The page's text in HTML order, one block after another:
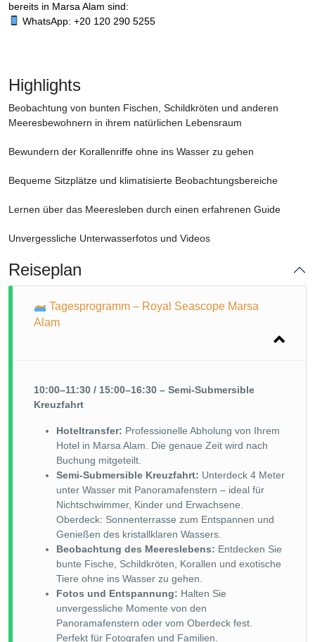
bereits in Marsa Alam sind:
WhatsApp: +20 120 290 5255
Highlights
Beobachtung von bunten Fischen, Schildkröten und anderen
Meeresbewohnern in ihrem natürlichen Lebensraum
Bewundern der Korallenriffe ohne ins Wasser zu gehen
Bequeme Sitzplätze und klimatisierte Beobachtungsbereiche
Lernen über das Meeresleben durch einen erfahrenen Guide
Unvergessliche Unterwasserfotos und Videos
Reiseplan
Tagesprogramm – Royal Seascope Marsa
Alam
10:00–11:30 / 15:00–16:30 – Semi-Submersible
Kreuzfahrt
Hoteltransfer: Professionelle Abholung von Ihrem
Hotel in Marsa Alam. Die genaue Zeit wird nach
Buchung mitgeteilt.
Semi-Submersible Kreuzfahrt: Unterdeck 4 Meter
unter Wasser mit Panoramafenstern – ideal für
Nichtschwimmer, Kinder und Erwachsene.
Oberdeck: Sonnenterrasse zum Entspannen und
Genießen des kristallklaren Wassers.
Beobachtung des Meereslebens: Entdecken Sie
bunte Fische, Schildkröten, Korallen und exotische
Tiere ohne ins Wasser zu gehen.
Fotos und Entspannung: Halten Sie
unvergessliche Momente von den
Panoramafenstern oder vom Oberdeck fest.
Perfekt für Fotografen und Familien.